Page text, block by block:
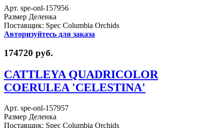
Арт. spe-onl-157956
Размер Деленка
Поставщик: Spec Columbia Orchids
Авторизуйтесь для заказа
174720 руб.
CATTLEYA QUADRICOLOR
COERULEA 'CELESTINA'
Арт. spe-onl-157957
Размер Деленка
Поставщик: Spec Columbia Orchids